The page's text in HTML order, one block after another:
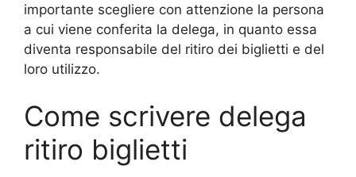
importante scegliere con attenzione la persona
a cui viene conferita la delega, in quanto essa
diventa responsabile del ritiro dei biglietti e del
loro utilizzo.
Come scrivere delega
ritiro biglietti